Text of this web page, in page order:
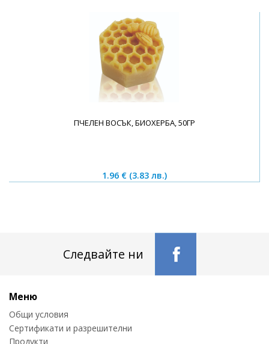
ПЧЕЛЕН ВОСЪК, БИОХЕРБА, 50ГР
1.96 € (3.83 лв.)
Следвайте ни
Меню
Общи условия
Сертификати и разрешителни
Продукти